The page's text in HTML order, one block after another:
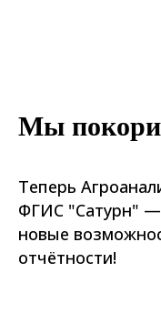
Мы
Теперь
ФГИС "Сатурн" —
новые
отчётности!